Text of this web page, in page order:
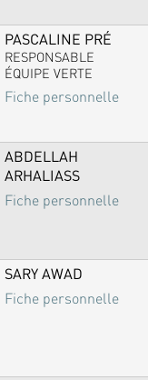
PASCALINE PRÉ
RESPONSABLE
ÉQUIPE VERTE
Fiche personnelle
ABDELLAH
ARHALIASS
Fiche personnelle
SARY AWAD
Fiche personnelle